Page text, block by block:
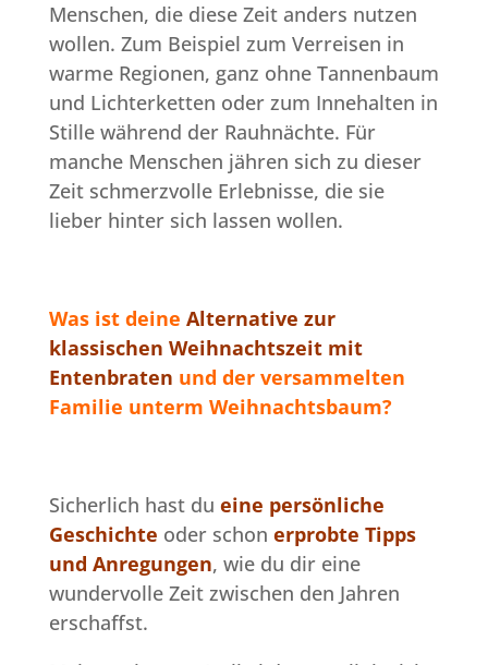
Menschen, die diese Zeit anders nutzen
wollen. Zum Beispiel zum Verreisen in
warme Regionen, ganz ohne Tannenbaum
und Lichterketten oder zum Innehalten in
Stille während der Rauhnächte. Für
manche Menschen jähren sich zu dieser
Zeit schmerzvolle Erlebnisse, die sie
lieber hinter sich lassen wollen.
Was ist deine Alternative zur
klassischen Weihnachtszeit mit
Entenbraten und der versammelten
Familie unterm Weihnachtsbaum?
Sicherlich hast du eine persönliche
Geschichte oder schon erprobte Tipps
und Anregungen, wie du dir eine
wundervolle Zeit zwischen den Jahren
erschaffst.